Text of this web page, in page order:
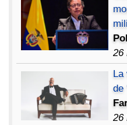
26
La
de
26